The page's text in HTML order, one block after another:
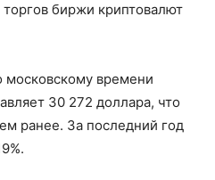
биржи криптовалют
московскому времени
30 272 доллара, что
ранее. За последний год